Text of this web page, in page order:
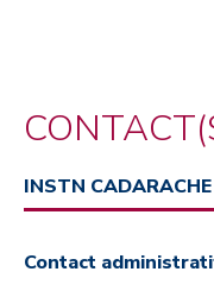
INSTN CADARACHE
Contact